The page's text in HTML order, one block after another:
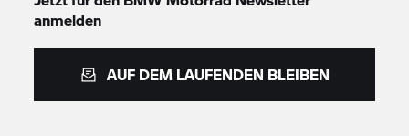
anmelden
AUF DEM LAUFENDEN BLEIBEN